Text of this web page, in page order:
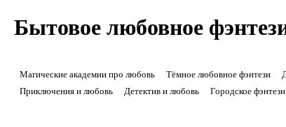
Бытовое любовное
Магические академии про любовь Тёмное любовное фэнтези
Приключения и любовь
Детектив и любовь Городское